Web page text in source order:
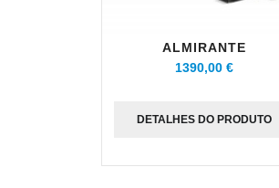
ALMIRANTE
1390,00 €
DETALHES DO PRODUTO